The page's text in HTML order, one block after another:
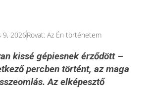
9, 2026Rovat: Az Én történetem
kissé gépiesnek érződött –
percben történt, az maga
Az elképesztő